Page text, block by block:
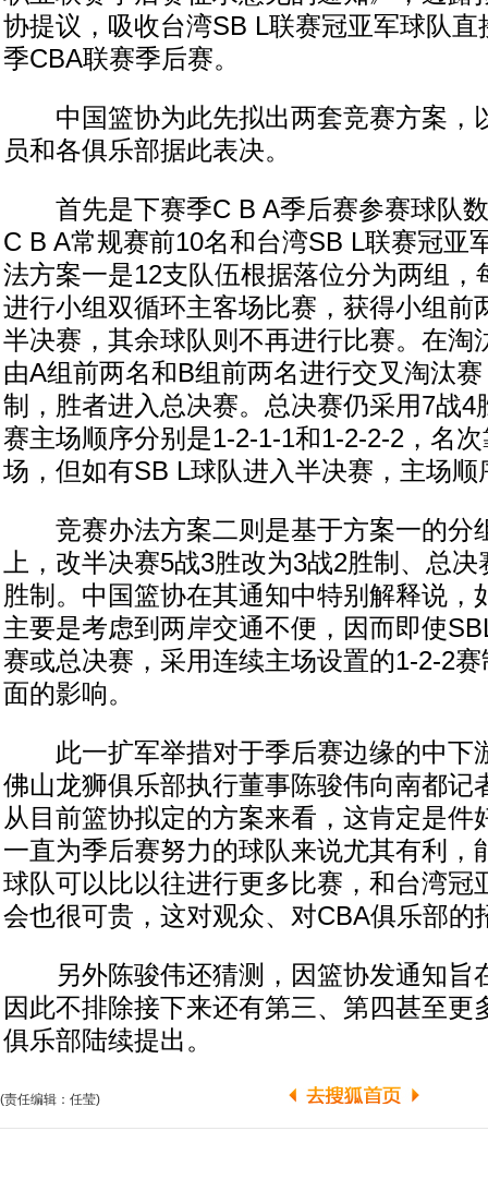
协提议，吸收台湾SB L联赛冠亚军球队直
季CBA联赛季后赛。
中国篮协为此先拟出两套竞赛方案，
员和各俱乐部据此表决。
首先是下赛季C B A季后赛参赛球队数
C B A常规赛前10名和台湾SB L联赛冠亚
法方案一是12支队伍根据落位分为两组，
进行小组双循环主客场比赛，获得小组前
半决赛，其余球队则不再进行比赛。在淘
由A组前两名和B组前两名进行交叉淘汰
制，胜者进入总决赛。总决赛仍采用7战4
赛主场顺序分别是1-2-1-1和1-2-2-2，名
场，但如有SB L球队进入半决赛，主场顺
竞赛办法方案二则是基于方案一的分
上，改半决赛5战3胜改为3战2胜制、总
胜制。中国篮协在其通知中特别解释说，
主要是考虑到两岸交通不便，因而即使
赛或总决赛，采用连续主场设置的1-2-2
面的影响。
此一扩军举措对于季后赛边缘的中下
佛山龙狮俱乐部执行董事陈骏伟向南都记
从目前篮协拟定的方案来看，这肯定是件
一直为季后赛努力的球队来说尤其有利，
球队可以比以往进行更多比赛，和台湾冠
会也很可贵，这对观众、对CBA俱乐部的
另外陈骏伟还猜测，因篮协发通知旨
因此不排除接下来还有第三、第四甚至更
俱乐部陆续提出。
(责任编辑：任莹)